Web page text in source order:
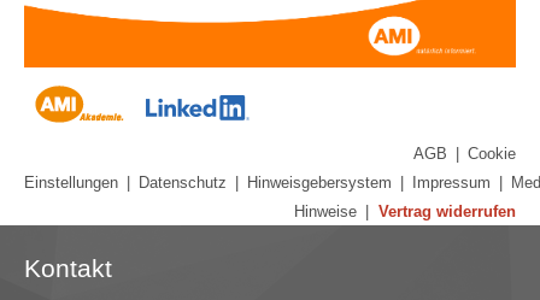
AGB
Cookie
Einstellungen
Datenschutz Hinweisgebersystem Impressum
Hinweise
Vertrag widerrufen
Kontakt